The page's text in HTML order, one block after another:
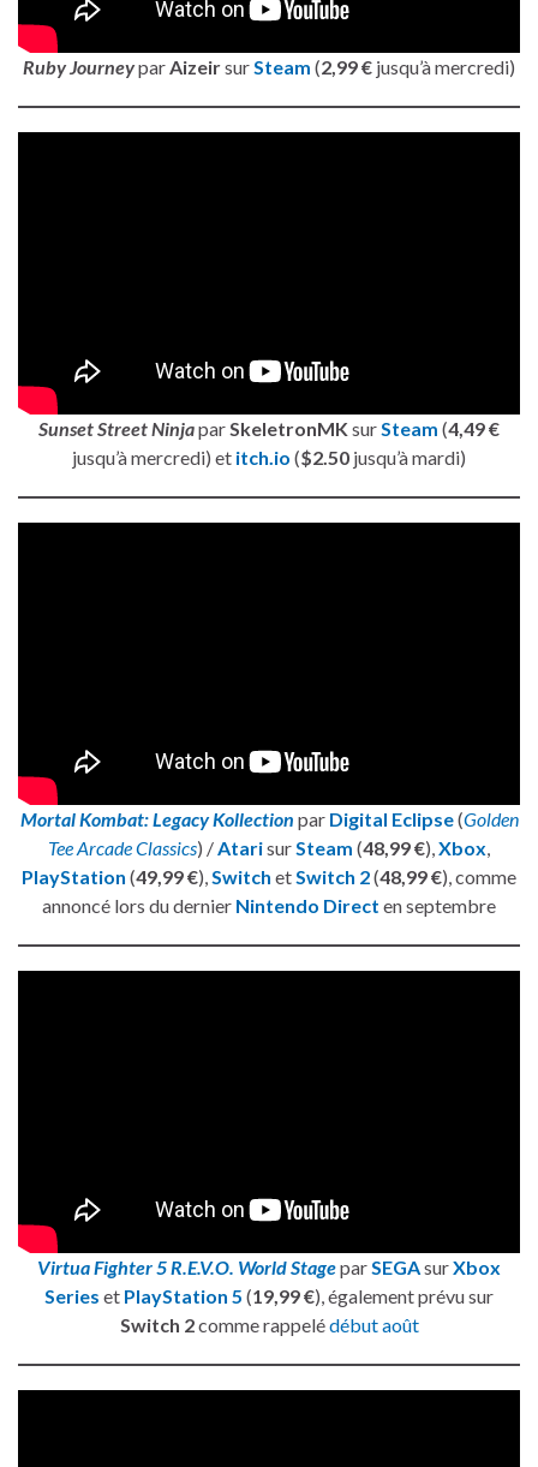
Ruby Journeypar Aizeirsur Steam (2,99 € jusqu’à mercredi)
Sunset Street Ninjapar SkeletronMK sur Steam (4,49 €
jusqu’à mercredi) et itch.io ($2.50 jusqu’à mardi)
Mortal Kombat: Legacy Kollection par Digital Eclipse(Golden
Tee Arcade Classics) /AtarisurSteam (48,99 €),Xbox,
PlayStation (49,99 €),Switch etSwitch 2(48,99 €), comme
annoncé lors du dernier Nintendo Direct en septembre
Virtua Fighter 5 R.E.V.O. World StageparSEGAsurXbox
Series et PlayStation 5 (19,99 €), également prévu sur
Switch 2comme rappelédébut août